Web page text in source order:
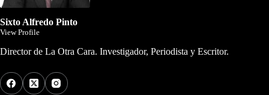
Sixto Alfredo Pinto
View Profile
Director de La Otra Cara. Investigador, Periodista y Escritor.